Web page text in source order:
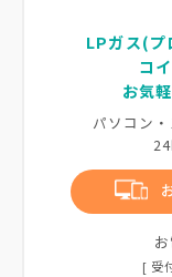
LPガス(プ
コ
お気
パソコン
[ 受